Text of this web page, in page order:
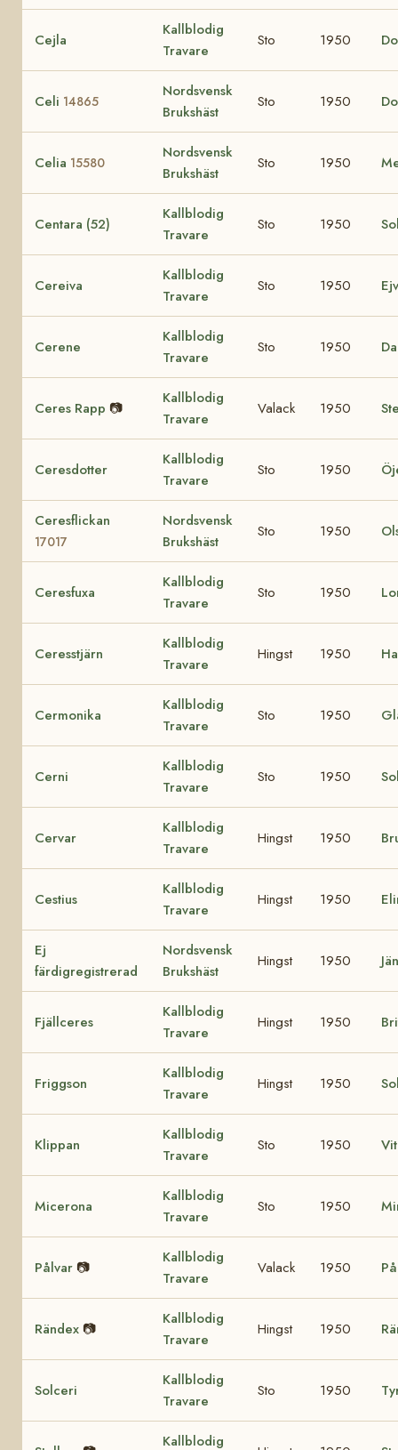
Cejla
Kallblodig
Travare
Sto 1950
Celi 14865
Nordsvensk
Brukshäst
Sto 1950
Celia 15580
Nordsvensk
Brukshäst
Sto 1950
Centara (52)
Kallblodig
Travare
Sto 1950
Cereiva
Kallblodig
Travare
Sto 1950
Cerene
Kallblodig
Travare
Sto 1950
Ceres Rapp 📷
Kallblodig
Travare
Valack 1950
Ceresdotter
Kallblodig
Travare
Sto 1950
Ceresflickan
17017
Nordsvensk
Brukshäst
Sto 1950
Ceresfuxa
Kallblodig
Travare
Sto 1950
Ceresstjärn
Kallblodig
Travare
Hingst 1950
Cermonika
Kallblodig
Travare
Sto 1950
Cerni
Kallblodig
Travare
Sto 1950
Cervar
Kallblodig
Travare
Hingst 1950
Cestius
Kallblodig
Travare
Hingst 1950
Ej
färdigregistrerad
Nordsvensk
Brukshäst
Hingst 1950
Fjällceres
Kallblodig
Travare
Hingst 1950
Friggson
Kallblodig
Travare
Hingst 1950
Klippan
Kallblodig
Travare
Sto 1950
Micerona
Kallblodig
Travare
Sto 1950
Pålvar 📷
Kallblodig
Travare
Valack 1950
Rändex 📷
Kallblodig
Travare
Hingst 1950
Solceri
Kallblodig
Travare
Sto 1950
Kallblodig